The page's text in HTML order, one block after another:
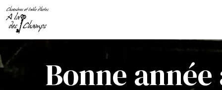
Bonne